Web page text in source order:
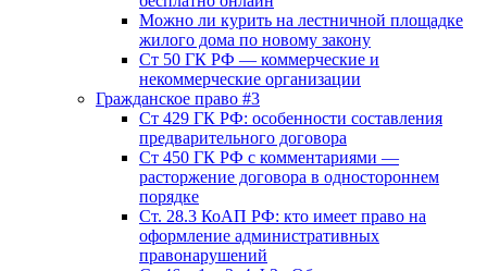
Можно ли курить на лестничной площадке
жилого дома по новому закону
Ст 50 ГК РФ — коммерческие и
некоммерческие организации
Гражданское право #3
Ст 429 ГК РФ: особенности составления
предварительного договора
Ст 450 ГК РФ с комментариями —
расторжение договора в одностороннем
порядке
Ст. 28.3 КоАП РФ: кто имеет право на
оформление административных
правонарушений